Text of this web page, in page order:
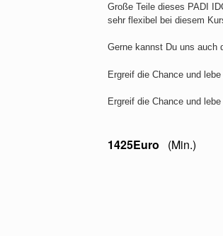
Große Teile dieses PADI
sehr flexibel bei diesem
Gerne kannst Du uns auch
Ergreif die Chance und
Ergreif die Chance und
1425Euro (Min.)